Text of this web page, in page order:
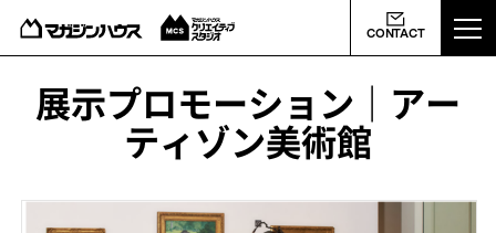
CONTACT
ABOUT US
MCS NEWS
WORKS
PROFILE
展示プロモーション｜アー
ティゾン美術館